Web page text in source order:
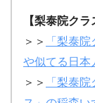
【梨泰院クラ
＞＞
「梨泰
や似てる日本
＞＞
「梨泰